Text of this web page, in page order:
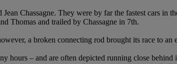
Chassagne. They were by far the fastest cars in
Thomas and trailed by Chassagne in 7th.
a broken connecting rod brought its race to an
– and are often depicted running close